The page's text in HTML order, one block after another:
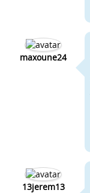
maxoune24
13jerem13